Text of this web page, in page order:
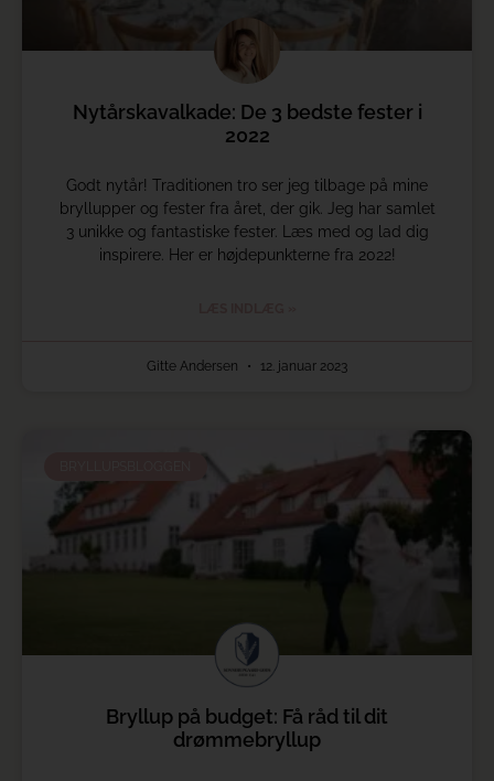
Nytårskavalkade: De 3 bedste fester i
2022
Godt nytår! Traditionen tro ser jeg tilbage på mine
bryllupper og fester fra året, der gik. Jeg har samlet
3 unikke og fantastiske fester. Læs med og lad dig
inspirere. Her er højdepunkterne fra 2022!
Gitte Andersen 12. januar 2023
Bryllup på budget: Få råd til dit
drømmebryllup